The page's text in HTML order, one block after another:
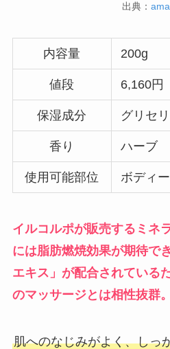
出典：
内容量 200g
値段 6,160円
保湿成分 グリセ
香り ハーブ
使用可能部位 ボディー
イルコルポが販売するミネ
には脂肪燃焼効果が期待で
エキス」が配合されている
のマッサージとは相性抜群。
肌へのなじみがよく、しっ